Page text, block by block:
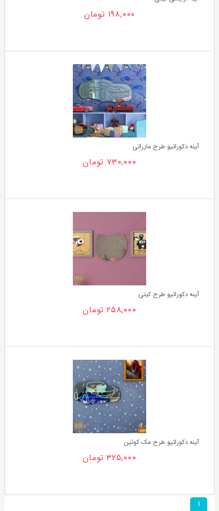
۱۹۸,۰۰۰ تومان
آینه دکوراتیو طرح مازراتی
۷۳۰,۰۰۰ تومان
آینه دکوراتیو طرح کیتی
۲۵۸,۰۰۰ تومان
آینه دکوراتیو طرح مک کوئین
۳۲۵,۰۰۰ تومان
۱